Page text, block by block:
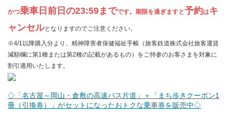
かつ乗車日前日の23:59までです。期限を過ぎますと予約はキ
ャンセルとなりますのでご注意ください。
※4/1以降購入分より、精神障害者保健福祉手帳（旅客鉄道株式会社旅客運賃
減額欄に第1種または第2種の記載があるもの）をご持参のお客さまを対象に
割引適用いたします。
◇「名古屋～岡山・倉敷の高速バス片道」＋「まち歩きクーポン1
冊（引換券）」がセットになったおトクな乗車券を販売中◇